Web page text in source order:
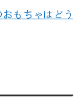
もちゃはどう